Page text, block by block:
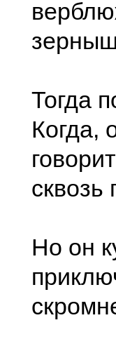
Тогда
Когда,
сквозь
Но он